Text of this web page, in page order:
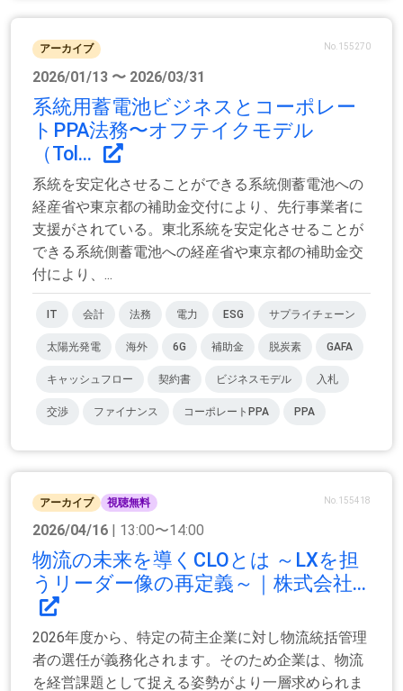
アーカイブ No.155270
2026/01/13 〜 2026/03/31
系統用蓄電池ビジネスとコーポレー
トPPA法務〜オフテイクモデル
（Tol...
系統を安定化させることができる系統側蓄電池への
経産省や東京都の補助金交付により、先行事業者に
支援がされている。東北系統を安定化させることが
できる系統側蓄電池への経産省や東京都の補助金交
付により、...
IT 会計 法務 電力 ESG サプライチェーン
太陽光発電 海外 6G 補助金 脱炭素 GAFA
キャッシュフロー 契約書 ビジネスモデル 入札
交渉 ファイナンス コーポレートPPA PPA
アーカイブ 視聴無料 No.155418
2026/04/16 | 13:00〜14:00
物流の未来を導くCLOとは ～LXを担
うリーダー像の再定義～｜株式会社...
2026年度から、特定の荷主企業に対し物流統括管理
者の選任が義務化されます。そのため企業は、物流
を経営課題として捉える姿勢がより一層求められま